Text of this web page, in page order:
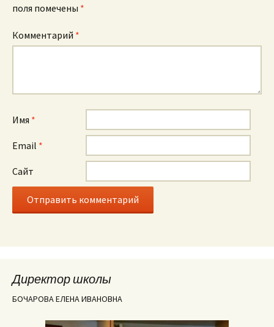
поля помечены *
Комментарий *
Имя *
Email *
Сайт
Директор школы
БОЧАРОВА ЕЛЕНА ИВАНОВНА